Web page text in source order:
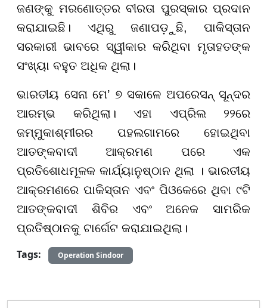
ଜଣଙ୍କୁ ମରଣୋତ୍ତର ବୀରତା ପୁରସ୍କାର ପ୍ରଦାନ
କରାଯାଇଛି। ଏଥିରୁ ଜଣାପଡ଼ୁଛି, ପାକିସ୍ତାନ
ସରକାରୀ ଭାବରେ ସ୍ୱୀକାର କରିଥିବା ମୃତାହତଙ୍କ
ସଂଖ୍ୟା ବହୁତ ଅଧିକ ଥିଲା।
ଭାରତୀୟ ସେନା ମେ’ ୭ ସକାଳେ ଅପରେସନ୍ ସୂନ୍ଦର
ଆରମ୍ଭ କରିଥିଲା। ଏହା ଏପ୍ରିଲ ୨୨ରେ
ଜମ୍ମୁକାଶ୍ମୀରର ପହଲଗାମରେ ହୋଇଥିବା
ଆତଙ୍କବାଦୀ ଆକ୍ରମଣ ପରେ ଏକ
ପ୍ରତିଶୋଧମୂଳକ କାର୍ଯ୍ୟାନୁଷ୍ଠାନ ଥିଲା । ଭାରତୀୟ
ଆକ୍ରମଣରେ ପାକିସ୍ତାନ ଏବଂ ପିଓକେରେ ଥିବା ୯ଟି
ଆତଙ୍କବାଦୀ ଶିବିର ଏବଂ ଅନେକ ସାମରିକ
ପ୍ରତିଷ୍ଠାନକୁ ଟାର୍ଗେଟ କରାଯାଇଥିଲା।
Tags:
Operation Sindoor